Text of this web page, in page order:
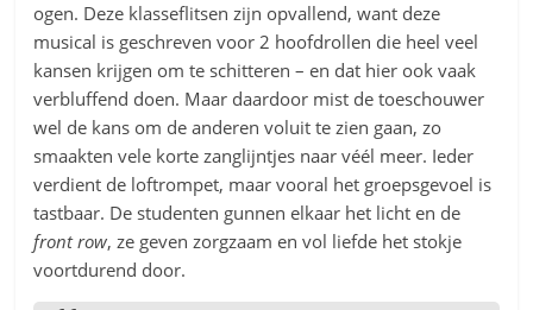
ogen. Deze klasseflitsen zijn opvallend, want deze
musical is geschreven voor 2 hoofdrollen die heel veel
kansen krijgen om te schitteren – en dat hier ook vaak
verbluffend doen. Maar daardoor mist de toeschouwer
wel de kans om de anderen voluit te zien gaan, zo
smaakten vele korte zanglijntjes naar véél meer. Ieder
verdient de loftrompet, maar vooral het groepsgevoel is
tastbaar. De studenten gunnen elkaar het licht en de
front row, ze geven zorgzaam en vol liefde het stokje
voortdurend door.